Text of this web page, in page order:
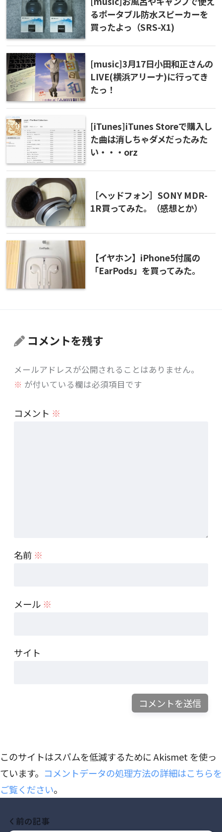
るポータブル防水スピーカーを
買ったよっ（SRS-X1)
[music]3月17日小田和正さんの
LIVE(横浜アリーナ)に行ってき
たっ！
[iTunes]iTunes Storeで購入し
た曲は消しちゃダメだったみた
い・・・orz
［ヘッドフォン］SONY MDR-
1R買ってみた。（感想とか）
【イヤホン】iPhone5付属の
「EarPods」を買ってみた。
コメントを残す
メールアドレスが公開されることはありません。
※ が付いている欄は必須項目です
コメント ※
名前 ※
メール ※
サイト
このサイトはスパムを低減するために Akismet を使っ
ています。 コメントデータの処理方法の詳細はこちらを
ご覧ください。
前の記事